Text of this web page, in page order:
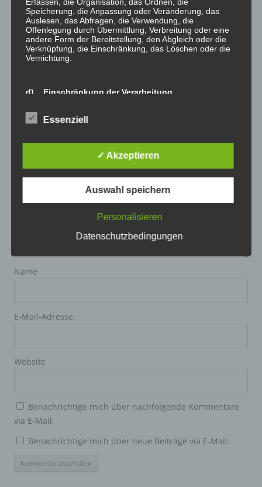
Beitragsnavigation
4 Jahre Internetpräsenz –
Zahlen und Fakten dazu…
kurz und knapp:
Brancheninfos
Ausbaugewerbe
Schreibe einen Kommentar
Deine E-Mail-Adresse wird nicht veröffentlicht.
Erforderliche Felder sind mit
Kommentar*
Name
E-Mail-Adresse
Website
Benachrichtige mich über nachfolgende Kommentare
via E-Mail.
Benachrichtige mich über neue Beiträge via E-Mail.
Speicherung, die Anpassung oder Veränderung, das
Auslesen, das Abfragen, die Verwendung, die
Offenlegung durch Übermittlung, Verbreitung oder eine
andere Form der Bereitstellung, den Abgleich oder die
Verknüpfung, die Einschränkung, das Löschen oder die
Vernichtung.
d) Einschränkung der Verarbeitung
Einschränkung der Verarbeitung ist die Markierung
gespeicherter personenbezogener Daten mit dem Ziel,
e) Profiling
Profiling ist jede Art der automatisierten Verarbeitung
personenbezogener Daten, die darin besteht, dass diese
personenbezogenen Daten verwendet werden, um
bestimmte persönliche Aspekte, die sich auf eine
natürliche Person beziehen, zu bewerten, insbesondere,
um Aspekte bezüglich Arbeitsleistung, wirtschaftlicher
Zuverlässigkeit, Verhalten, Aufenthaltsort oder
Ortswechsel dieser natürlichen Person zu analysieren
oder vorherzusagen.
f) Pseudonymisierung
zusätzlicher Informationen nicht mehr einer spezifischen
Maßnahmen unterliegen, die gewährleisten, dass die
personenbezogenen Daten nicht einer identifizierten
oder identifizierbaren natürlichen Person zugewiesen
g) Verantwortlicher oder für die Verarbeitung
Essenziell
✓ Akzeptieren
Auswahl speichern
Personalisieren
Datenschutzbedingungen